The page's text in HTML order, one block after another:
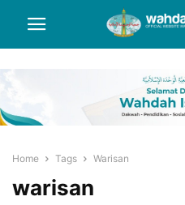
Home Tags Warisan
warisan